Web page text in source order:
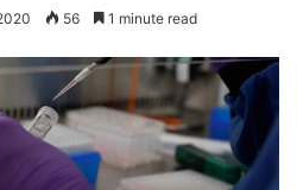
56 1 minute read